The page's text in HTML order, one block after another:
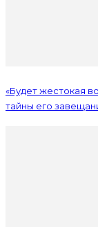
«Будет жестокая
тайны его